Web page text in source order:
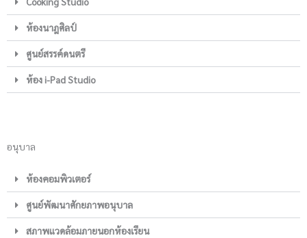
ห้องนาฎศิลป์
ศูนย์สรรค์ดนตรี
ห้อง i-Pad Studio
อนุบาล
ห้องคอมพิวเตอร์
ศูนย์พัฒนาศักยภาพอนุบาล
สภาพแวดล้อมภายนอกห้องเรียน